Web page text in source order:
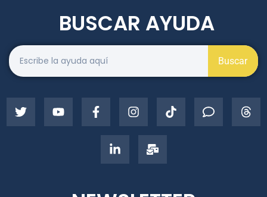
Buscar
BUSCAR AYUDA